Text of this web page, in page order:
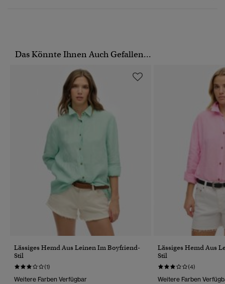
Das Könnte Ihnen Auch Gefallen...
Lässiges Hemd Aus Leinen Im Boyfriend-
Stil
(1)
Weitere Farben Verfügbar
Lässiges Hemd Aus
Stil
(4)
Weitere Farben